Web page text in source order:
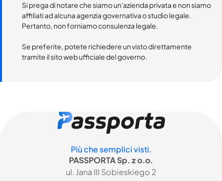
Si prega di notare che siamo un'azienda privata e non siamo
affiliati ad alcuna agenzia governativa o studio legale.
Pertanto, non forniamo consulenza legale.
Se preferite, potete richiedere un visto direttamente
tramite il sito web ufficiale del governo.
Più che semplici visti.
PASSPORTA Sp. z o.o.
ul. Jana III Sobieskiego 2